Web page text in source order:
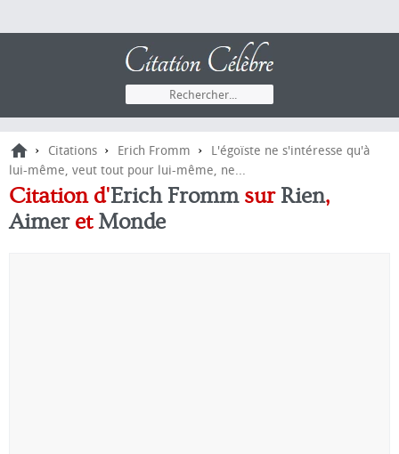
› Citations › Erich Fromm ›
L'égoïste ne s'intéresse qu'à
lui-même, veut tout pour lui-même, ne...
Citation d'Erich Frommsur Rien,
Aimeret Monde